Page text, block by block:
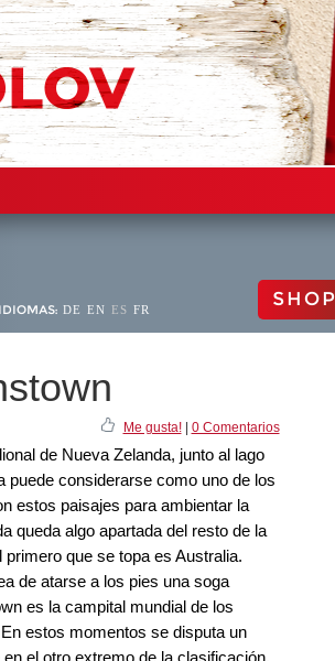
IDIOMAS: DE EN ES FR SHOP
Me gusta!| 0 Comentarios
de Nueva Zelanda, junto al lago
puede considerarse como uno de los
estos paisajes para ambientar la
queda algo apartada del resto de la
que se topa es Australia.
de atarse a los pies una soga
es la campital mundial de los
estos momentos se disputa un
el otro extremo de la clasificación.